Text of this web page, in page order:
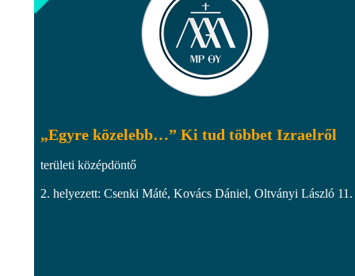
„Egyre közelebb…” Ki tud többet Izraelről
területi középdöntő
2. helyezett: Csenki Máté, Kovács Dániel, Oltványi László 11.